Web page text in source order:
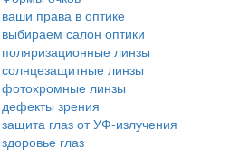
ваши права в оптике
выбираем салон оптики
поляризационные линзы
солнцезащитные линзы
фотохромные линзы
дефекты зрения
защита глаз от УФ-излучения
здоровье глаз